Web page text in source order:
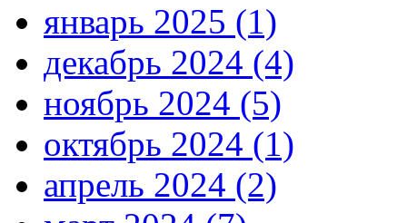
январь 2025 (1)
декабрь 2024 (4)
ноябрь 2024 (5)
октябрь 2024 (1)
апрель 2024 (2)